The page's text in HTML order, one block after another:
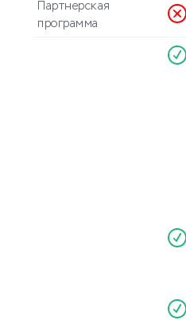
Партнерская
программа